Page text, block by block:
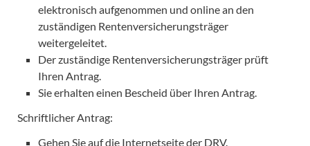
elektronisch aufgenommen und online an den
zuständigen Rentenversicherungsträger
weitergeleitet.
Der zuständige Rentenversicherungsträger prüft
Ihren Antrag.
Sie erhalten einen Bescheid über Ihren Antrag.
Schriftlicher Antrag:
Gehen Sie auf die Internetseite der DRV.